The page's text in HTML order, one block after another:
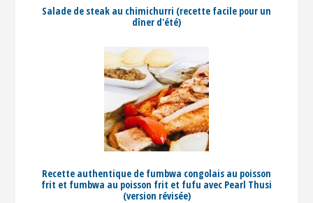
Salade de steak au chimichurri (recette facile pour un
dîner d'été)
Recette authentique de fumbwa congolais au poisson
frit et fumbwa au poisson frit et fufu avec Pearl Thusi
(version révisée)